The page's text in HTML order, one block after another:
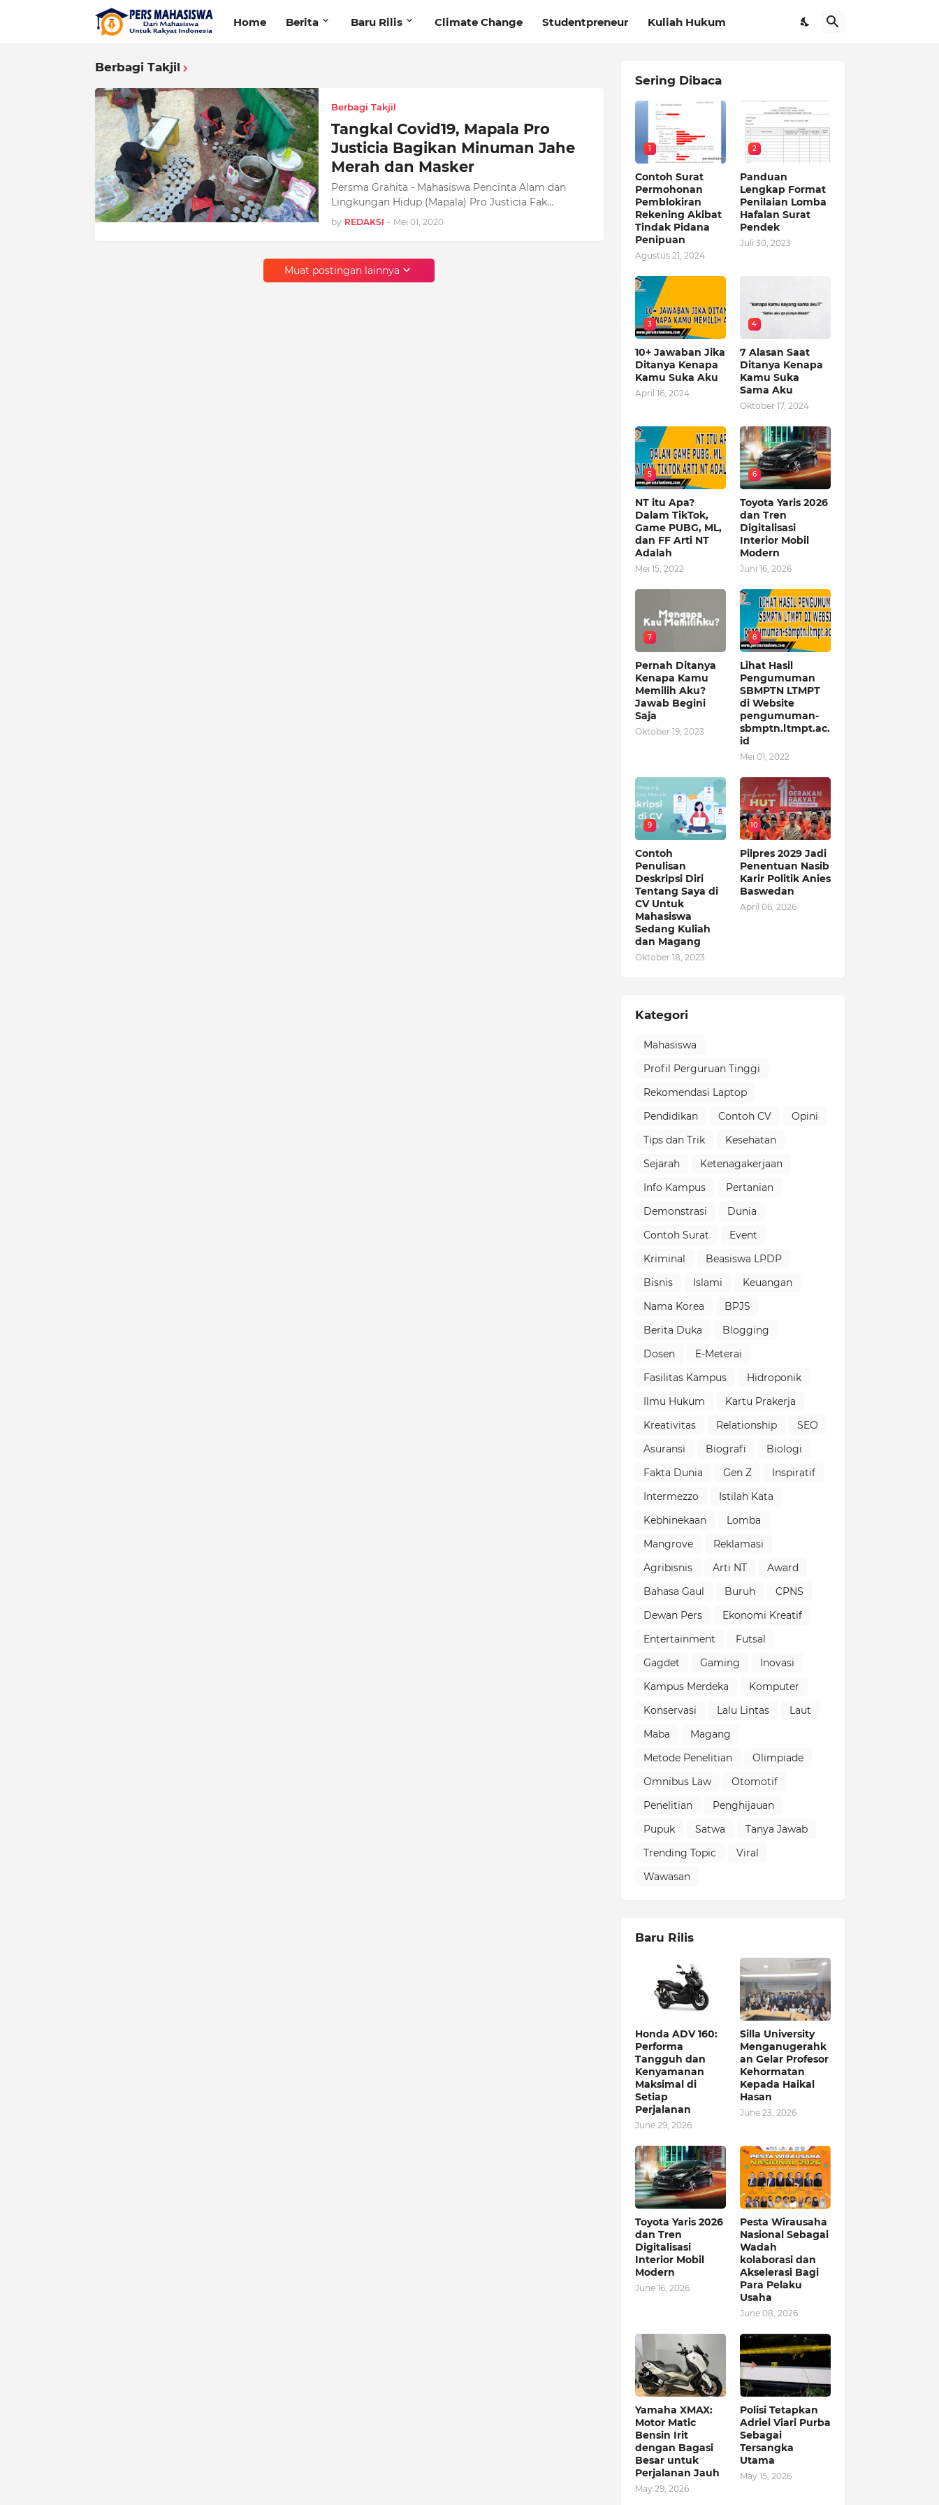
Home Berita Baru Rilis Climate Change Studentpreneur Kuliah Hukum
Berbagi Takjil
Berbagi Takjil
Tangkal Covid19, Mapala Pro
Justicia Bagikan Minuman Jahe
Merah dan Masker
Persma Grahita - Mahasiswa Pencinta Alam dan
Lingkungan Hidup (Mapala) Pro Justicia Fak…
by REDAKSI - Mei 01, 2020
Muat postingan lainnya
Sering Dibaca
1
Contoh Surat
Permohonan
Pemblokiran
Rekening Akibat
Tindak Pidana
Penipuan
Agustus 21, 2024
2
Panduan
Lengkap Format
Penilaian Lomba
Hafalan Surat
Pendek
Juli 30, 2023
3
10+ Jawaban Jika
Ditanya Kenapa
Kamu Suka Aku
April 16, 2024
4
7 Alasan Saat
Ditanya Kenapa
Kamu Suka
Sama Aku
Oktober 17, 2024
5
NT itu Apa?
Dalam TikTok,
Game PUBG, ML,
dan FF Arti NT
Adalah
Mei 15, 2022
6
Toyota Yaris 2026
dan Tren
Digitalisasi
Interior Mobil
Modern
Juni 16, 2026
7
Pernah Ditanya
Kenapa Kamu
Memilih Aku?
Jawab Begini
Saja
Oktober 19, 2023
8
Lihat Hasil
Pengumuman
SBMPTN LTMPT
di Website
pengumuman-
sbmptn.ltmpt.ac.
id
Mei 01, 2022
9
Contoh
Penulisan
Deskripsi Diri
Tentang Saya di
CV Untuk
Mahasiswa
Sedang Kuliah
dan Magang
Oktober 18, 2023
10
Pilpres 2029 Jadi
Penentuan Nasib
Karir Politik Anies
Baswedan
April 06, 2026
Kategori
Mahasiswa
Profil Perguruan Tinggi
Rekomendasi Laptop
Pendidikan
Contoh CV
Opini
Tips dan Trik
Kesehatan
Sejarah
Ketenagakerjaan
Info Kampus
Pertanian
Demonstrasi
Dunia
Contoh Surat
Event
Kriminal
Beasiswa LPDP
Bisnis
Islami
Keuangan
Nama Korea
BPJS
Berita Duka
Blogging
Dosen
E-Meterai
Fasilitas Kampus
Hidroponik
Ilmu Hukum
Kartu Prakerja
Kreativitas
Relationship
SEO
Asuransi
Biografi
Biologi
Fakta Dunia
Gen Z
Inspiratif
Intermezzo
Istilah Kata
Kebhinekaan
Lomba
Mangrove
Reklamasi
Agribisnis
Arti NT
Award
Bahasa Gaul
Buruh
CPNS
Dewan Pers
Ekonomi Kreatif
Entertainment
Futsal
Gagdet
Gaming
Inovasi
Kampus Merdeka
Komputer
Konservasi
Lalu Lintas
Laut
Maba
Magang
Metode Penelitian
Olimpiade
Omnibus Law
Otomotif
Penelitian
Penghijauan
Pupuk
Satwa
Tanya Jawab
Trending Topic
Viral
Wawasan
Baru Rilis
Honda ADV 160:
Performa
Tangguh dan
Kenyamanan
Maksimal di
Setiap
Perjalanan
June 29, 2026
Silla University
Menganugerahk
an Gelar Profesor
Kehormatan
Kepada Haikal
Hasan
June 23, 2026
Toyota Yaris 2026
dan Tren
Digitalisasi
Interior Mobil
Modern
June 16, 2026
Pesta Wirausaha
Nasional Sebagai
Wadah
kolaborasi dan
Akselerasi Bagi
Para Pelaku
Usaha
June 08, 2026
Yamaha XMAX:
Motor Matic
Bensin Irit
dengan Bagasi
Besar untuk
Perjalanan Jauh
May 29, 2026
Polisi Tetapkan
Adriel Viari Purba
Sebagai
Tersangka
Utama
May 15, 2026